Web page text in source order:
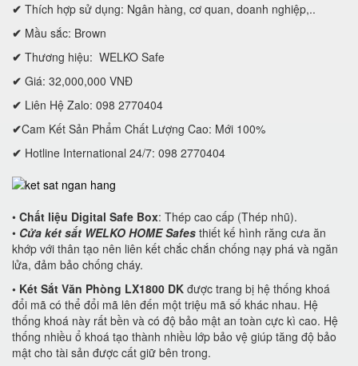
✔ Thích hợp sử dụng: Ngân hàng, cơ quan, doanh nghiệp,..
✔ Mầu sắc: Brown
✔ Thương hiệu: WELKO Safe
✔ Giá: 32,000,000 VNĐ
✔ Liên Hệ Zalo: 098 2770404
✔Cam Kết Sản Phẩm Chất Lượng Cao: Mới 100%
✔ Hotline International 24/7: 098 2770404
• Chất liệu Digital Safe Box: Thép cao cấp (Thép nhũ).
• Cửa két sắt WELKO HOME Safes thiết kế hình răng cưa ăn
khớp với thân tạo nên liên kết chắc chắn chống nạy phá và ngăn
lửa, đảm bảo chống cháy.
• Két Sắt Văn Phòng LX1800 DK được trang bị hệ thống khoá
đổi mã có thể đổi mã lên đến một triệu mã số khác nhau. Hệ
thống khoá này rất bền và có độ bảo mật an toàn cực kì cao. Hệ
thống nhiều ổ khoá tạo thành nhiều lớp bảo vệ giúp tăng độ bảo
mật cho tài sản được cất giữ bên trong.